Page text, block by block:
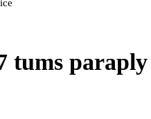
tums paraply